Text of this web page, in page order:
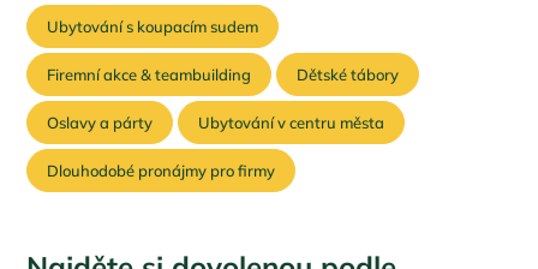
Ubytování s koupacím sudem
Firemní akce & teambuilding Dětské tábory
Oslavy a párty Ubytování v centru města
Dlouhodobé pronájmy pro firmy